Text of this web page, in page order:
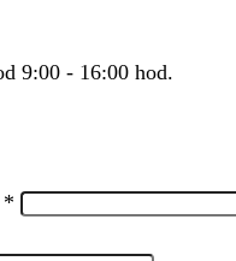
9:00 - 16:00 hod.
*